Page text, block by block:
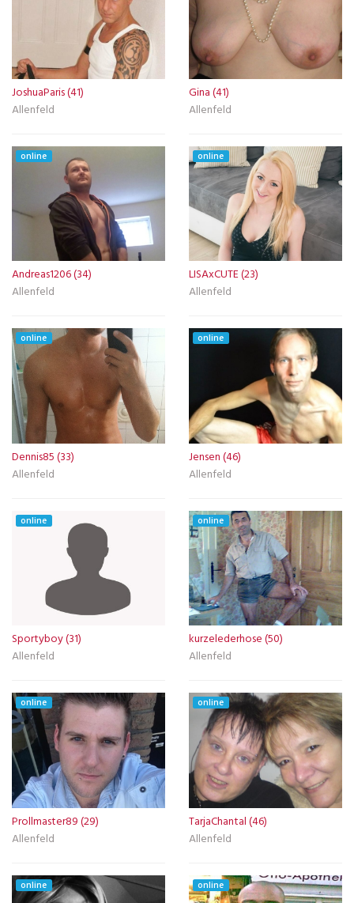
JoshuaParis (41)
Allenfeld
Gina (41)
Allenfeld
online
Andreas1206 (34)
Allenfeld
online
LISAxCUTE (23)
Allenfeld
online
Dennis85 (33)
Allenfeld
online
Jensen (46)
Allenfeld
online
Sportyboy (31)
Allenfeld
online
kurzelederhose (50)
Allenfeld
online
Prollmaster89 (29)
Allenfeld
online
TarjaChantal (46)
Allenfeld
online online